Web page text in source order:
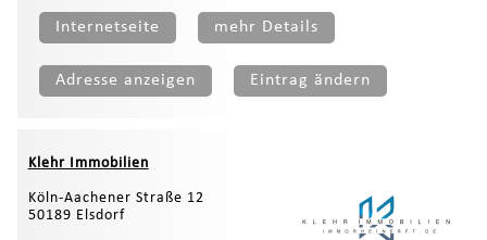
Internetseite mehr Details
Adresse anzeigen Eintrag ändern
Klehr Immobilien
Köln-Aachener Straße 12
50189 Elsdorf